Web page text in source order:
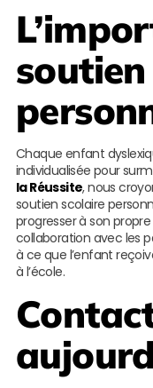
Chaque enfant
individualisée pour
la Réussite, nous
soutien scolaire
progresser à son
collaboration avec les
à ce que l’enfant
à l’école.